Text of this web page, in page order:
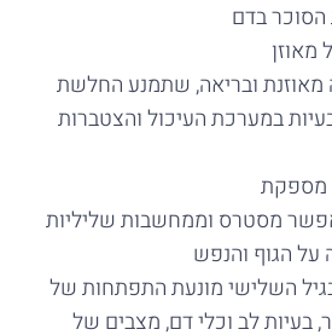
בדם
מאוזנת ובריאה, שתמנע החלשת
במערכת העיכול והצטברות
מספקת
מסטרס וממחשבות שליליות
הגוף והנפש
השלישי מונעת התפתחות של
בעיות לב וכלי דם, מצבים של